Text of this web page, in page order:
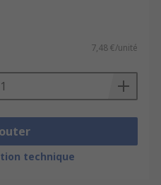
7,48 €/unité
technique